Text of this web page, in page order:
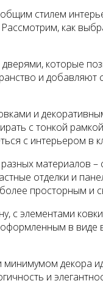
стилем
как
которые
и добавляют
и
с тонкой
с интерьером в
материалов –
отделки и
просторным и
с элементами
в
декора
и